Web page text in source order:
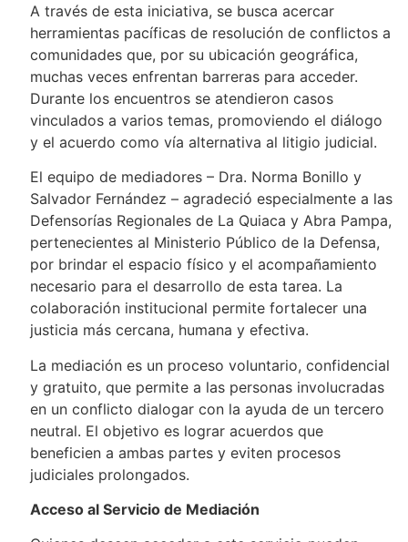
A través de esta iniciativa, se busca acercar
herramientas pacíficas de resolución de conflictos a
comunidades que, por su ubicación geográfica,
muchas veces enfrentan barreras para acceder.
Durante los encuentros se atendieron casos
vinculados a varios temas, promoviendo el diálogo
y el acuerdo como vía alternativa al litigio judicial.
El equipo de mediadores – Dra. Norma Bonillo y
Salvador Fernández – agradeció especialmente a las
Defensorías Regionales de La Quiaca y Abra Pampa,
pertenecientes al Ministerio Público de la Defensa,
por brindar el espacio físico y el acompañamiento
necesario para el desarrollo de esta tarea. La
colaboración institucional permite fortalecer una
justicia más cercana, humana y efectiva.
La mediación es un proceso voluntario, confidencial
y gratuito, que permite a las personas involucradas
en un conflicto dialogar con la ayuda de un tercero
neutral. El objetivo es lograr acuerdos que
beneficien a ambas partes y eviten procesos
judiciales prolongados.
Acceso al Servicio de Mediación